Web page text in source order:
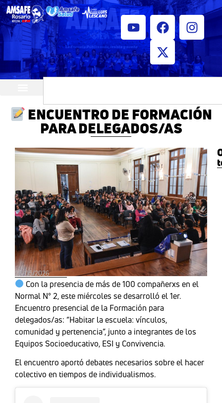
ENCUENTRO DE FORMACIÓN
PARA DELEGADOS/AS
28/05/2026
Con la presencia de más de 100 compañerxs en el
Normal N° 2, este miércoles se desarrolló el 1er.
Encuentro presencial de la Formación para
delegados/as: “Habitar la escuela: vínculos,
comunidad y pertenencia”, junto a integrantes de los
Equipos Socioeducativo, ESI y Convivencia.
El encuentro aportó debates necesarios sobre el hacer
colectivo en tiempos de individualismos.